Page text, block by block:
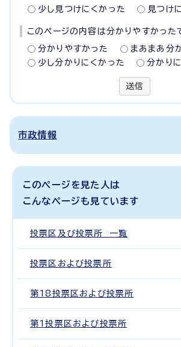
少し見つけにくかった
見つけ
このページの内容は分かりやすかった
分かりやすかった
まあまあ分
少し分かりにくかった
分かり
送信
市政情報
このページを見た人は
こんなページも見ています
投票区及び投票所 一覧
投票区および投票所
第18投票区および投票所
第1投票区および投票所